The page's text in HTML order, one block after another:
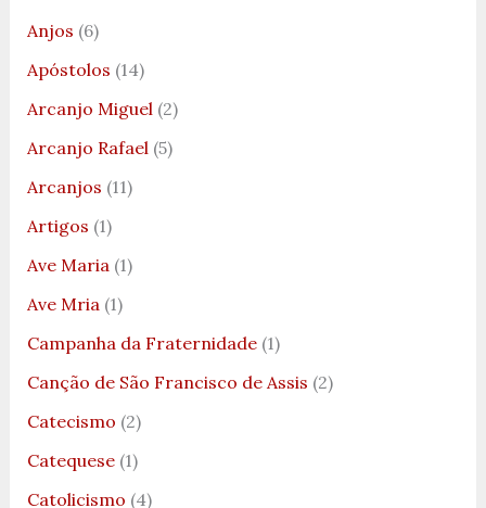
Anjos (6)
Apóstolos (14)
Arcanjo Miguel (2)
Arcanjo Rafael (5)
Arcanjos (11)
Artigos (1)
Ave Maria (1)
Ave Mria (1)
Campanha da Fraternidade(1)
Canção de São Francisco de Assis (2)
Catecismo (2)
Catequese(1)
Catolicismo (4)